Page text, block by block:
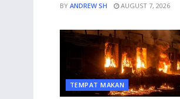
BY ANDREW SH AUGUST 7, 2026
TEMPAT MAKAN